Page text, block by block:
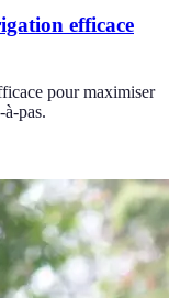
efficace
pour maximiser
pas.